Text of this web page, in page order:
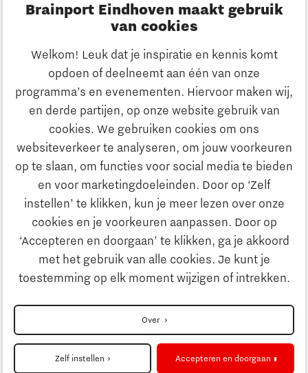
Brainport Eindhoven maakt gebruik
van cookies
Welkom! Leuk dat je inspiratie en kennis komt
opdoen of deelneemt aan één van onze
programma’s en evenementen. Hiervoor maken wij,
en derde partijen, op onze website gebruik van
cookies. We gebruiken cookies om ons
websiteverkeer te analyseren, om jouw voorkeuren
op te slaan, om functies voor social media te bieden
en voor marketingdoeleinden. Door op ‘Zelf
instellen’ te klikken, kun je meer lezen over onze
cookies en je voorkeuren aanpassen. Door op
‘Accepteren en doorgaan’ te klikken, ga je akkoord
met het gebruik van alle cookies. Je kunt je
toestemming op elk moment wijzigen of intrekken.
Over
Zelf instellen Accepteren en doorgaan
Ontdek Brainport
Innovatie
Ondernemen
Onderwijs
Strategie & Organisatie
Innovatie
Ondernemen
Onderwijs
Maatschappelijk
Strategie & Organisatie
Zoeken
Contact
Naar internationale website
Privacyverklaring